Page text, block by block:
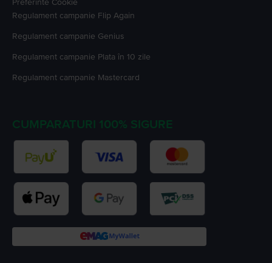
Preferinte Cookie
Regulament campanie Flip Again
Regulament campanie Genius
Regulament campanie Plata în 10 zile
Regulament campanie Mastercard
CUMPARATURI 100% SIGURE